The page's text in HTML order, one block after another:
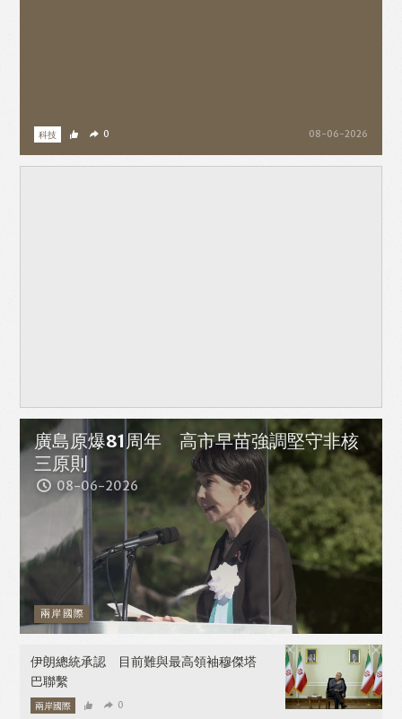
科技 08-06-2026
0
廣島原爆81周年 高市早苗強調堅守非核
三原則
兩岸國際
08-06-2026
伊朗總統承認 目前難與最高領袖穆傑塔
巴聯繫
兩岸國際 08-06-2026
0